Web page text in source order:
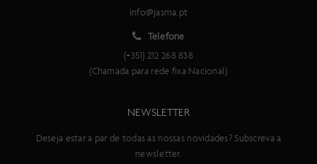
info@jasma.pt
Telefone
(+351) 212 268 838
(Chamada para rede fixa Nacional)
NEWSLETTER
Deseja estar a par de todas as nossas novidades? Subscreva a
newsletter.